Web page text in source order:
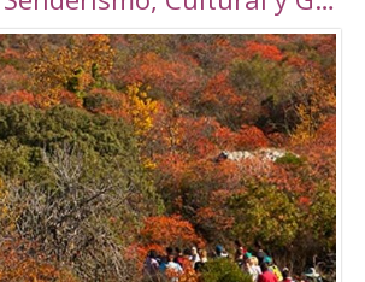
con unas novedosas y amplias
en 2010, con una
de 6889 m2. Amplio abanico
tanto libres como dirigidas.
para entradas individuales y
tienen un importe de
existe la posibilidad de
de 10 usos (válido durante 90
de 40,00€. Tanto el ticket